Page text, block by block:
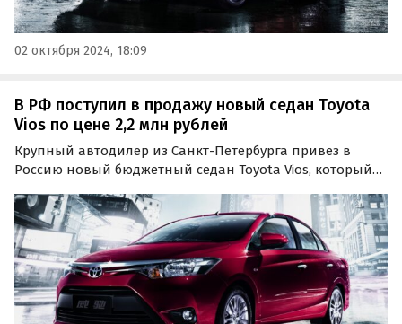
02 октября 2024, 18:09
В РФ поступил в продажу новый седан Toyota
Vios по цене 2,2 млн рублей
Крупный автодилер из Санкт-Петербурга привез в
Россию новый бюджетный седан Toyota Vios, который
Hyundai Solaris. Купить его можно за 2 170 000 рублей,
пишут «Автоновости дня».